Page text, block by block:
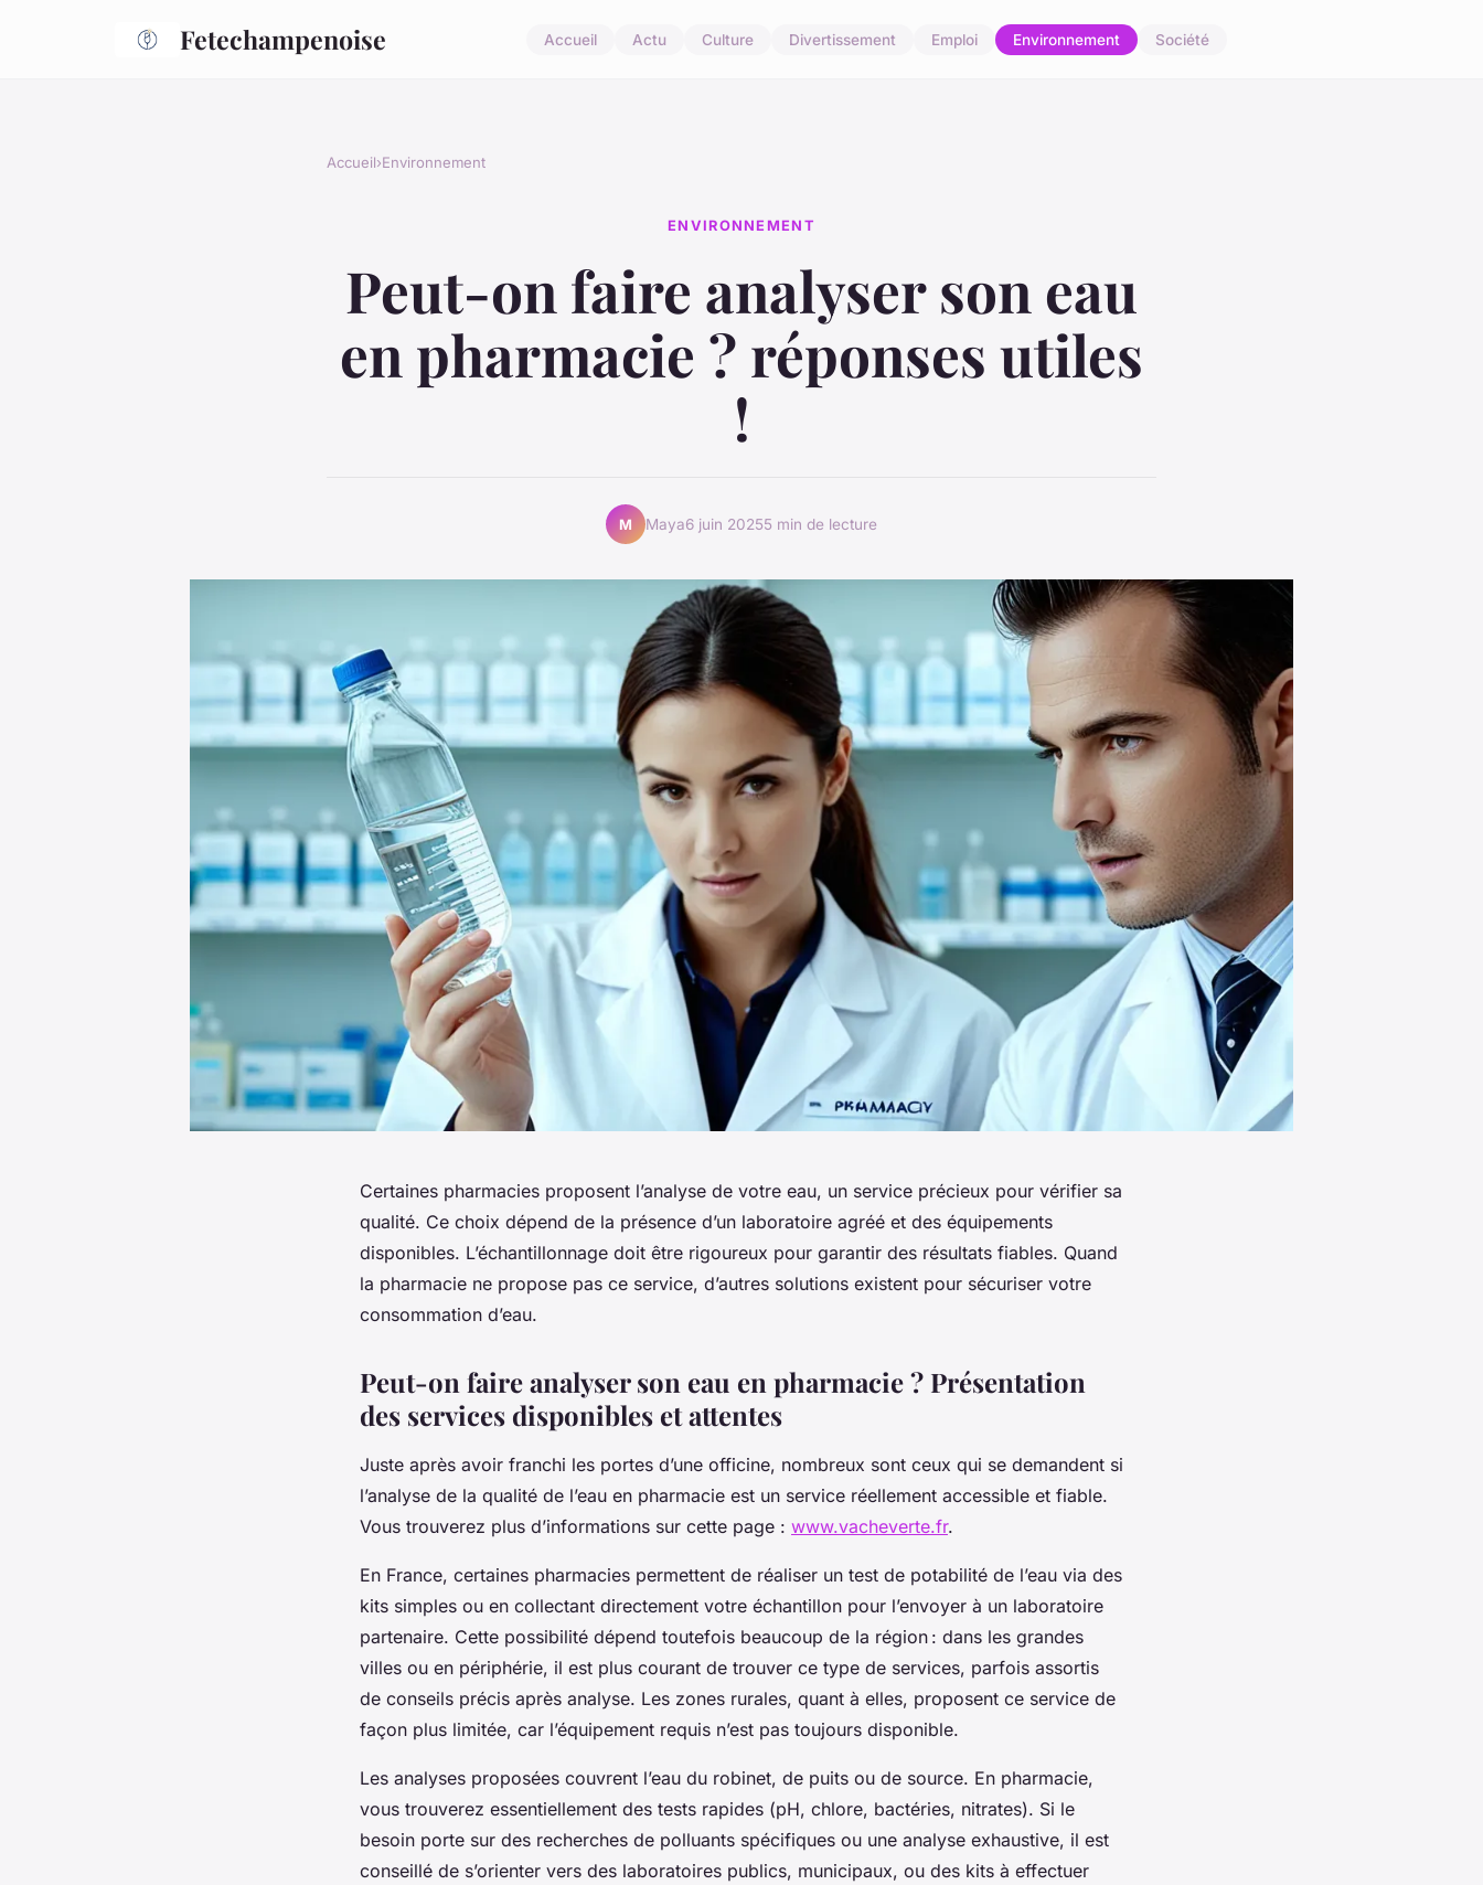
Fetechampenoise Accueil Actu Culture Divertissement Emploi Environnement Société
Accueil›Environnement
ENVIRONNEMENT
Peut-on faire analyser son eau
en pharmacie ? réponses utiles
!
M Maya6 juin 20255 min de lecture
Certaines pharmacies proposent l’analyse de votre eau, un service précieux pour vérifier sa
qualité. Ce choix dépend de la présence d’un laboratoire agréé et des équipements
disponibles. L’échantillonnage doit être rigoureux pour garantir des résultats fiables. Quand
la pharmacie ne propose pas ce service, d’autres solutions existent pour sécuriser votre
consommation d’eau.
Peut-on faire analyser son eau en pharmacie ? Présentation
des services disponibles et attentes
Juste après avoir franchi les portes d’une officine, nombreux sont ceux qui se demandent si
l’analyse de la qualité de l’eau en pharmacie est un service réellement accessible et fiable.
Vous trouverez plus d’informations sur cette page : www.vacheverte.fr.
En France, certaines pharmacies permettent de réaliser un test de potabilité de l’eau via des
kits simples ou en collectant directement votre échantillon pour l’envoyer à un laboratoire
partenaire. Cette possibilité dépend toutefois beaucoup de la région : dans les grandes
villes ou en périphérie, il est plus courant de trouver ce type de services, parfois assortis
de conseils précis après analyse. Les zones rurales, quant à elles, proposent ce service de
façon plus limitée, car l’équipement requis n’est pas toujours disponible.
Les analyses proposées couvrent l’eau du robinet, de puits ou de source. En pharmacie,
vous trouverez essentiellement des tests rapides (pH, chlore, bactéries, nitrates). Si le
besoin porte sur des recherches de polluants spécifiques ou une analyse exhaustive, il est
conseillé de s’orienter vers des laboratoires publics, municipaux, ou des kits à effectuer